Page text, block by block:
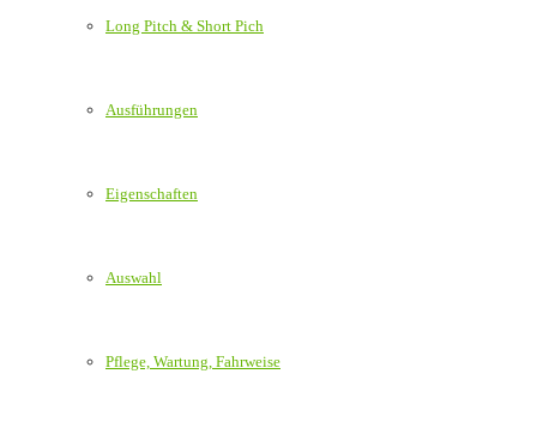
Long Pitch & Short Pich
Ausführungen
Eigenschaften
Auswahl
Pflege, Wartung, Fahrweise